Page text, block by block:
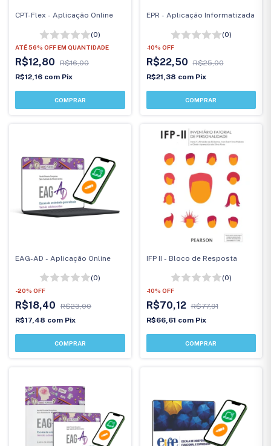
CPT-Flex - Aplicação Online
(0)
ATÉ 56% OFFEM QUANTIDADE
R$12,80
R$16,00
R$12,16 com Pix
EPR - Aplicação Informatizada
(0)
-10% OFF
R$22,50
R$25,00
R$21,38 com Pix
EAG-AD - Aplicação Online
(0)
-20% OFF
R$18,40
R$23,00
R$17,48 com Pix
IFP II - Bloco de Resposta
(0)
-10% OFF
R$70,12 R$77,91
R$66,61 com Pix